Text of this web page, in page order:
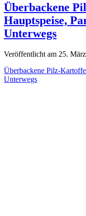
Überbackene
Hauptspeise,
Unterwegs
Veröffentlicht am 25.
Überbackene Pilz-
Unterwegs